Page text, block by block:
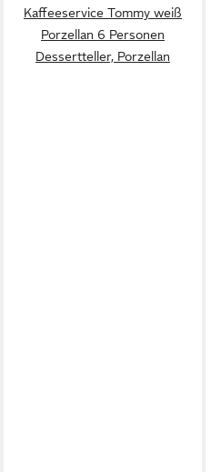
Kaffeeservice Tommy weiß
Porzellan 6 Personen
Dessertteller, Porzellan